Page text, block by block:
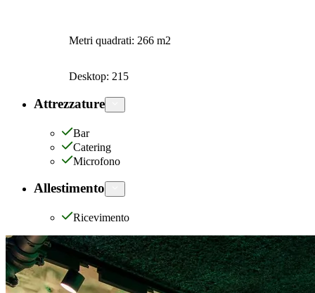
Metri quadrati: 266 m2
Desktop: 215
Attrezzature
Bar
Catering
Microfono
Allestimento
Ricevimento